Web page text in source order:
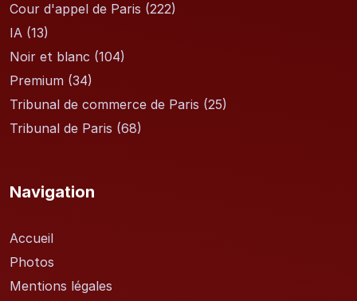
Cour d'appel de Paris (222)
IA (13)
Noir et blanc (104)
Premium (34)
Tribunal de commerce de Paris (25)
Tribunal de Paris (68)
Navigation
Accueil
Photos
Mentions légales